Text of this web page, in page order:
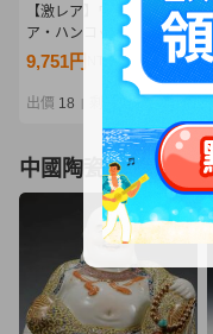
【激レア】ワンピース ボ
ア・ハンコック セラフィ
ムVer. 1/4 GK ガレージキ
ット フィギュア 樹脂スタ
チュー 龍×POP Studio
9,751円 NT2,110
出價 18 5日
中國陶瓷器